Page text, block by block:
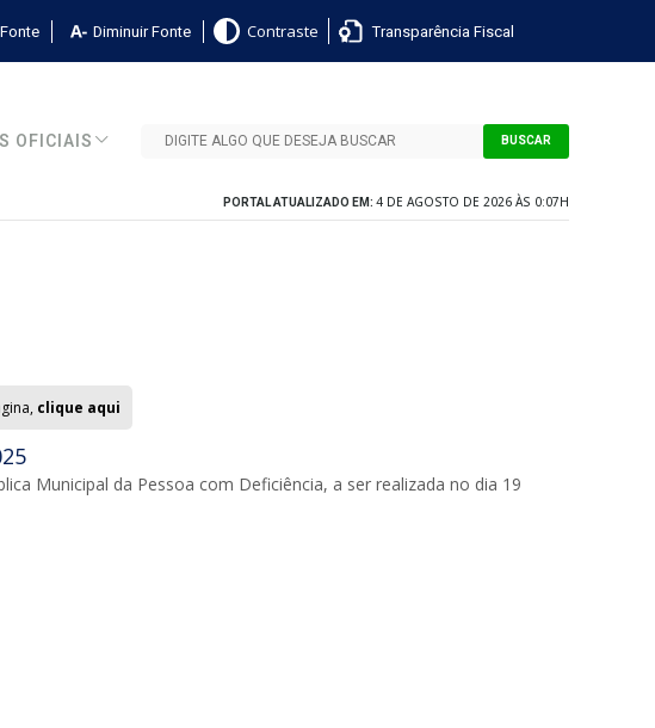
Diminuir Fonte Contraste Transparência Fiscal
OFICIAIS BUSCAR
PORTAL ATUALIZADO EM: 4 DE AGOSTO DE 2026 ÀS 0:07H
clique aqui
Municipal da Pessoa com Deficiência, a ser realizada no dia 19